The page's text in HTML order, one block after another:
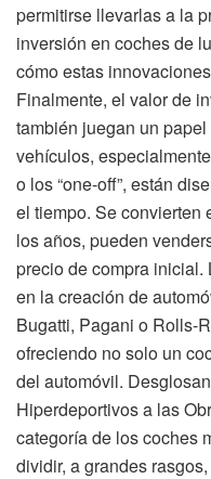
permitirse llevarlas a la
inversión en coches de
cómo estas
Finalmente, el valor de
también juegan un
vehículos,
o los “one-off”, están
el tiempo. Se convierten
los años, pueden
precio de compra inicial.
en la creación de
Bugatti, Pagani o Rolls-
ofreciendo no solo un
del automóvil.
Hiperdeportivos a las
categoría de los coches
dividir, a grandes